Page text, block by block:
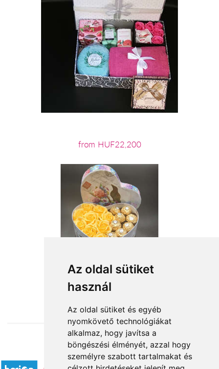
Az oldal sütiket
használ
Az oldal sütiket és egyéb
nyomkövető technológiákat
alkalmaz, hogy javítsa a
böngészési élményét, azzal hogy
személyre szabott tartalmakat és
from HUF22,200
from HUF13,600
Accepted payment methods